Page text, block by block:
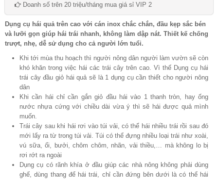
Doanh số trên 20 triệu/tháng mua giá sỉ VIP 2
Dụng cụ hái quả trên cao với cán inox chắc chắn, đầu kẹp sắc bén
và lưỡi gọn giúp hái trái nhanh, không làm dập nát. Thiết kế chống
trượt, nhẹ, dễ sử dụng cho cả người lớn tuổi.
Khi tới mùa thu hoạch thì người nông dân người làm vườn sẽ còn
khó khăn trong việc hái các trái cây trên cao. Vì thế Dụng cụ hái
trái cây đầu giỏ hái quả sẽ là 1 dụng cụ cần thiết cho người nông
dân
Khi cần hái chỉ cần gắn giỏ đầu hái vào 1 thanh tròn, hay ống
nước nhựa cứng với chiều dài vừa ý thì sẽ hái được quả mình
muốn.
Trái cây sau khi hái rơi vào túi vải, có thể hái nhiều trái rồi sau đó
mới lấy ra từ trong túi vải. Túi có thể đựng nhiều loại trái như xoài,
vú sữa, ổi, bưởi, chôm chôm, nhãn, vải thiều,… mà không lo bị
rơi rớt ra ngoài
Dụng cụ có rãnh khía ở đầu giúp các nhà nông không phải dùng
ghế, dùng thang để hái trái, chỉ cần đứng bên dưới là có thể hái